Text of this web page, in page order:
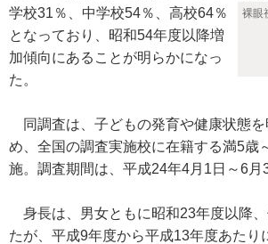
裸眼
学校31％、中学校54％、高校64％
となっており、昭和54年度以降増
加傾向にあることが明らかになっ
た。
同調査は、子どもの発育や健康状態を
め、全国の調査実施校に在籍する満5歳
施。調査期間は、平成24年4月1日～6月
身長は、男女ともに昭和23年度以降
たが、平成9年度から平成13年度あたり